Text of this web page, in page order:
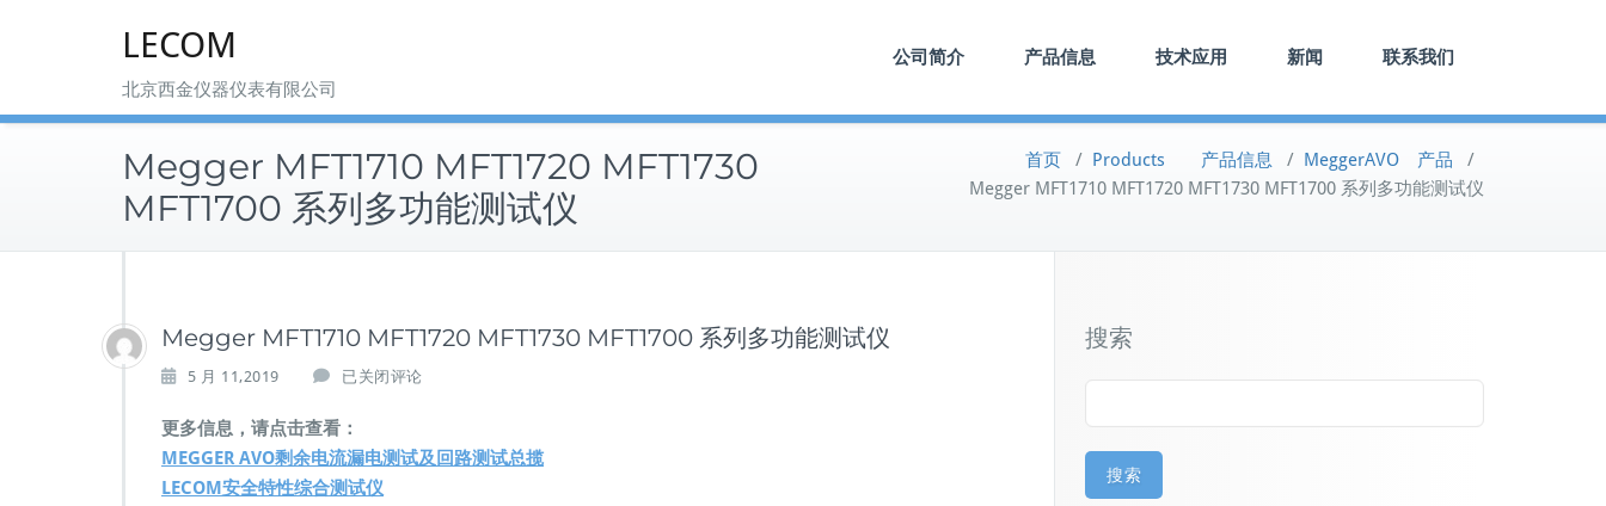
LECOM
北京西金仪器仪表有限公司
公司简介 产品信息 技术应用 新闻 联系我们
Megger MFT1710 MFT1720 MFT1730
MFT1700 系列多功能测试仪
首页 / Products 产品信息 / MeggerAVO 产品 /
Megger MFT1710 MFT1720 MFT1730 MFT1700 系列多功能测试仪
Megger MFT1710 MFT1720 MFT1730 MFT1700 系列多功能测试仪
5 月 11,2019
M
g
g
e
r
已关闭评论
更多信息，请点击查看：
MEGGER AVO剩余电流漏电测试及回路测试总揽
LECOM安全特性综合测试仪
搜索
搜索